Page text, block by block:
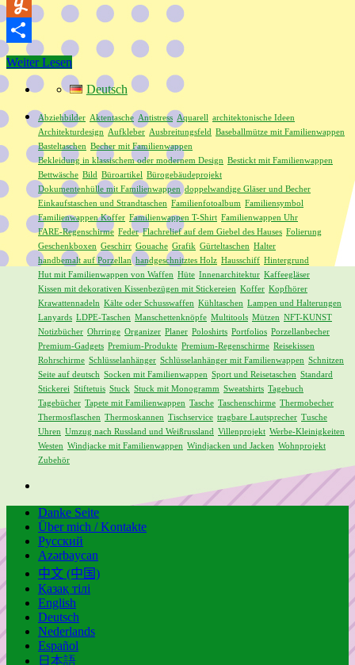
XING
Yummly
Teilen
Weiter Lesen
Deutsch
Abziehbilder Aktentasche Antistress Aquarell
architektonische Ideen
Architekturdesign
Aufkleber Ausbreitungsfeld
Baseballmütze mit Familienwappen
Basteltaschen Becher mit Familienwappen
Bekleidung in klassischem oder modernem Design Bestickt mit Familienwappen
Bettwäsche Bild Büroartikel
Bürogebäudeprojekt
Dokumentenhülle mit Familienwappen doppelwandige Gläser und Becher
Einkaufstaschen und Strandtaschen Familienfotoalbum Familiensymbol
Familienwappen Koffer Familienwappen T-Shirt Familienwappen Uhr
FARE-Regenschirme Feder Flachrelief auf dem Giebel des Hauses Folierung
Geschenkboxen Geschirr Gouache Grafik Gürteltaschen Halter
handbemalt auf Porzellan handgeschnitztes Holz Hausschiff Hintergrund
Hut mit Familienwappen von Waffen Hüte Innenarchitektur Kaffeegläser
Kissen mit dekorativen Kissenbezügen mit Stickereien Koffer Kopfhörer
Krawattennadeln Kälte oder Schusswaffen Kühltaschen Lampen und Halterungen
Lanyards LDPE-Taschen Manschettenknöpfe Multitools Mützen NFT-KUNST
Notizbücher Ohrringe Organizer Planer Poloshirts Portfolios Porzellanbecher
Premium-Gadgets Premium-Produkte Premium-Regenschirme Reisekissen
Rohrschirme Schlüsselanhänger Schlüsselanhänger mit Familienwappen Schnitzen
Seite auf deutsch Socken mit Familienwappen Sport und Reisetaschen Standard
Stickerei Stiftetuis Stuck Stuck mit Monogramm Sweatshirts Tagebuch
Tagebücher Tapete mit Familienwappen Tasche Taschenschirme Thermobecher
Thermosflaschen Thermoskannen Tischservice tragbare Lautsprecher Tusche
Uhren Umzug nach Russland und Weißrussland Villenprojekt Werbe-Kleinigkeiten
Westen Windjacke mit Familienwappen Windjacken und Jacken Wohnprojekt
Zubehör
Danke Seite
Über mich / Kontakte
Русский
Azərbaycan
中文 (中国)
Қазақ тілі
English
Deutsch
Nederlands
Español
日本語